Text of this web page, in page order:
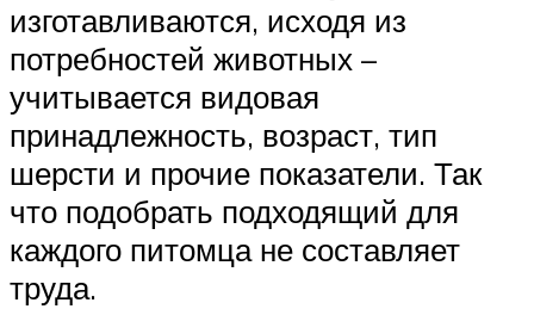
изготавливаются, исходя из
потребностей животных –
учитывается видовая
принадлежность, возраст, тип
шерсти и прочие показатели. Так
что подобрать подходящий для
каждого питомца не составляет
труда.